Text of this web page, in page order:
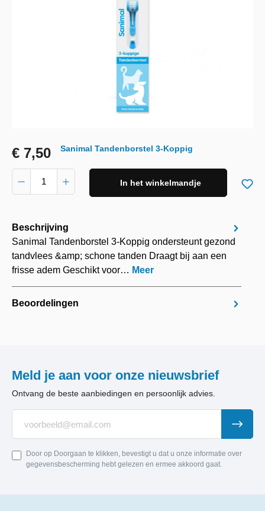
€ 7,50 Sanimal Tandenborstel 3-Koppig
In het winkelmandje
Beschrijving
Sanimal Tandenborstel 3-Koppig ondersteunt gezond
tandvlees &amp; schone tanden Draagt bij aan een
frisse adem Geschikt voor… Meer
Beoordelingen
Meld je aan voor onze nieuwsbrief
Ontvang de beste aanbiedingen en persoonlijk advies.
Door op Doorgaan te klikken, bevestigt u dat u onze informatie over
gegevensbescherming hebt gelezen en ermee akkoord gaat.